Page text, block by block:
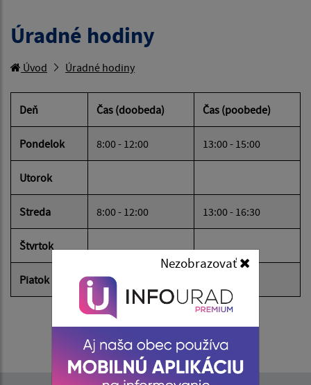
Úradné hodiny
Úvod Úradné hodiny
Deň Čas (doobeda) Čas (poobede)
Pondelok 8:00 - 12:00 13:00 - 15:00
Utorok
Streda 8:00 - 12:00 13:00 - 16:30
Štvrtok
Piatok 8:00 - 12:00
Nezobrazovať